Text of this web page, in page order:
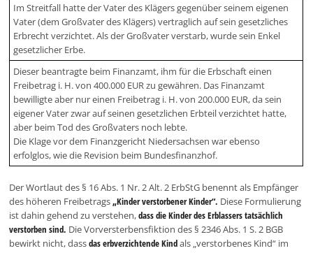
Im Streitfall hatte der Vater des Klägers gegenüber seinem eigenen
Vater (dem Großvater des Klägers) vertraglich auf sein gesetzliches
Erbrecht verzichtet. Als der Großvater verstarb, wurde sein Enkel
gesetzlicher Erbe.
Dieser beantragte beim Finanzamt, ihm für die Erbschaft einen
Freibetrag i. H. von 400.000 EUR zu gewähren. Das Finanzamt
bewilligte aber nur einen Freibetrag i. H. von 200.000 EUR, da sein
eigener Vater zwar auf seinen gesetzlichen Erbteil verzichtet hatte,
aber beim Tod des Großvaters noch lebte.
Die Klage vor dem Finanzgericht Niedersachsen war ebenso
erfolglos, wie die Revision beim Bundesfinanzhof.
Der Wortlaut des § 16 Abs. 1 Nr. 2 Alt. 2 ErbStG benennt als Empfänger
des höheren Freibetrags„Kinder verstorbener Kinder“. Diese Formulierung
ist dahin gehend zu verstehen,dass die Kinder des Erblassers tatsächlich
verstorben sind. Die Vorversterbensfiktion des § 2346 Abs. 1 S. 2 BGB
bewirkt nicht, dassdas erbverzichtende Kindals „verstorbenes Kind“ im